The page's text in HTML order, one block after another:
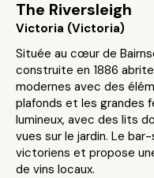
The Riversleigh
Victoria (Victoria)
Située au cœur de
construite en 1886
modernes avec des
plafonds et les grandes
lumineux, avec des lits
vues sur le jardin. Le
victoriens et propose
de vins locaux.